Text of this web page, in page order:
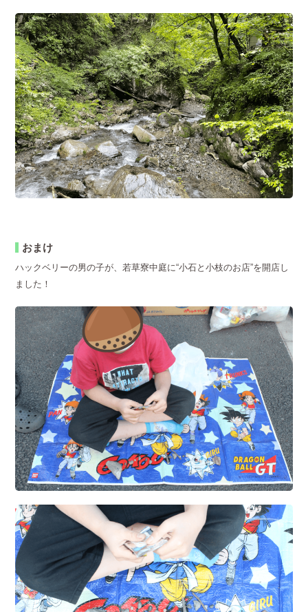
おまけ
ハックベリーの男の子が、若草寮中庭に“小石と小枝のお店”を開店し
ました！